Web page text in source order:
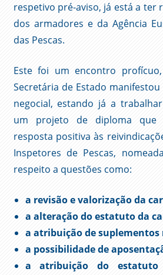
respetivo pré-aviso, já está a ter
dos armadores e da Agência
das Pescas.
Este foi um encontro
Secretária de Estado
negocial, estando já a
um projeto de diploma que
resposta positiva às
Inspetores de Pescas,
respeito a questões como:
a revisão e valorização da
a alteração do estatuto da
a atribuição de
a possibilidade de
a atribuição do